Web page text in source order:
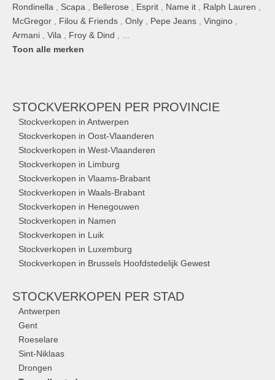
Rondinella
Scapa Bellerose Esprit Name it Ralph Lauren
McGregor
Filou & Friends Only Pepe Jeans Vingino
Armani
Vila Froy & Dind
Toon alle merken
STOCKVERKOPEN PER PROVINCIE
Stockverkopen in Antwerpen
Stockverkopen in Oost-Vlaanderen
Stockverkopen in West-Vlaanderen
Stockverkopen in Limburg
Stockverkopen in Vlaams-Brabant
Stockverkopen in Waals-Brabant
Stockverkopen in Henegouwen
Stockverkopen in Namen
Stockverkopen in Luik
Stockverkopen in Luxemburg
Stockverkopen in Brussels Hoofdstedelijk Gewest
STOCKVERKOPEN PER STAD
Antwerpen
Gent
Roeselare
Sint-Niklaas
Drongen